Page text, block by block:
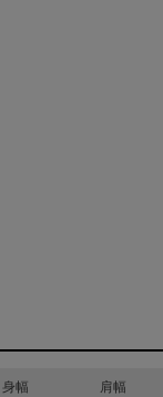
身幅 肩幅